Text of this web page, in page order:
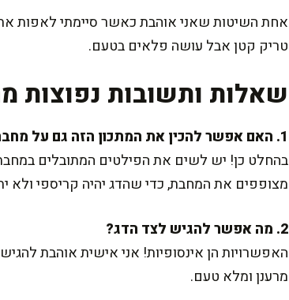
אחת השיטות שאני אוהבת כאשר סיימתי לאפות
טריק קטן אבל עושה פלאים בטעם.
שאלות ותשובות נפוצות
1. האם אפשר להכין את המתכון הזה גם על מחבת?
מצופפים את המחבת, כדי שהדג יהיה קריספי ולא
2. מה אפשר להגיש לצד הדג?
האפשרויות הן אינסופיות! אני אישית אוהבת
מרענן ומלא טעם.